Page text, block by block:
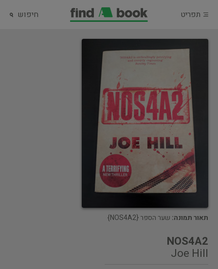
תפריט חיפוש
תאור תמונה: שער הספר {NOS4A2}
NOS4A2
Joe Hill